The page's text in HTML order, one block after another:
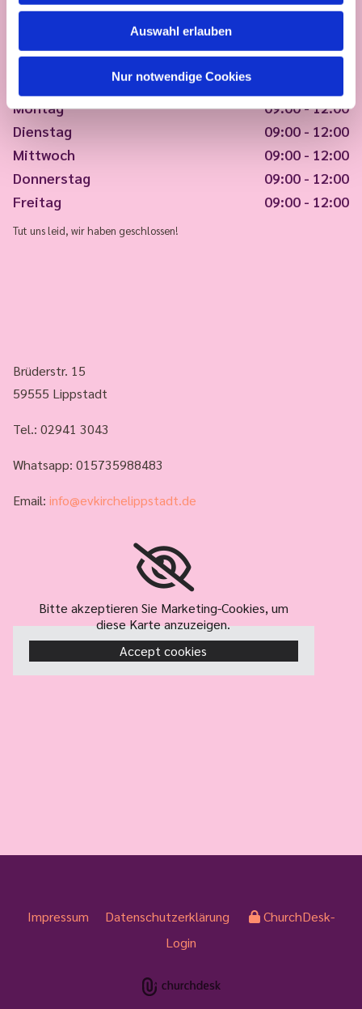
Auswahl erlauben
Nur notwendige Cookies
Montag
09:00 - 12:00
Dienstag
09:00 - 12:00
Mittwoch
09:00 - 12:00
Donnerstag
09:00 - 12:00
Freitag
09:00 - 12:00
Tut uns leid, wir haben geschlossen!
Brüderstr. 15
59555 Lippstadt
Tel.: 02941 3043
Whatsapp: 015735988483
Email: info@evkirchelippstadt.de
Bitte akzeptieren Sie Marketing-Cookies, um
diese Karte anzuzeigen.
Accept cookies
Impressum Datenschutzerklärung
ChurchDesk-
Login